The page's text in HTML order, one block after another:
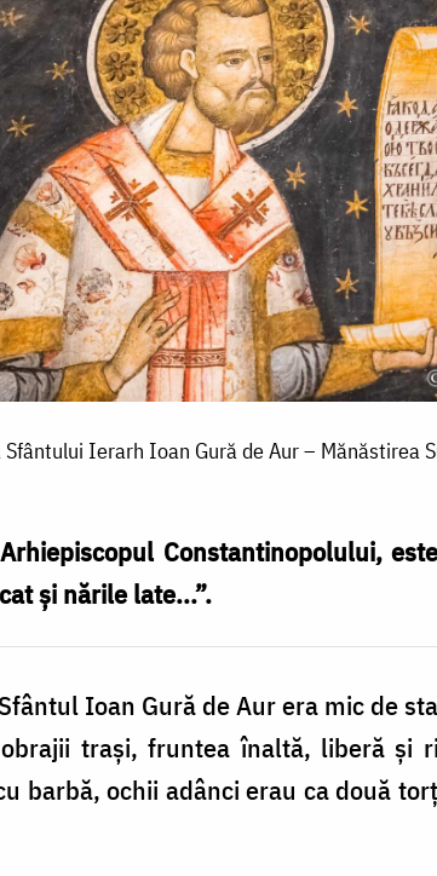
Ierarh Ioan Gură de Aur – Mănăstirea
Constantinopolului,
și nările late...”.
Ioan Gură de Aur era mic de
trași, fruntea înaltă, liberă și
barbă, ochii adânci erau ca două